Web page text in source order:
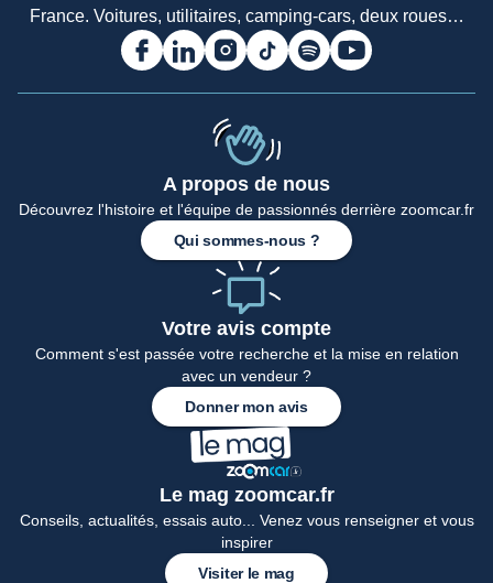
France. Voitures, utilitaires, camping-cars, deux roues…
A propos de nous
Découvrez l'histoire et l'équipe de passionnés derrière zoomcar.fr
Qui sommes-nous ?
Votre avis compte
Comment s'est passée votre recherche et la mise en relation
avec un vendeur ?
Donner mon avis
Le mag zoomcar.fr
Conseils, actualités, essais auto... Venez vous renseigner et vous
inspirer
Visiter le mag